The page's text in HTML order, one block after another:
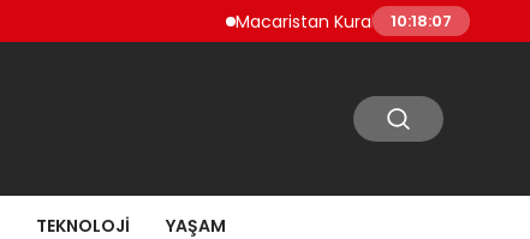
Macaristan Kuraklık Nedeniyle Paks
10:18:08
TEKNOLOJI YAŞAM